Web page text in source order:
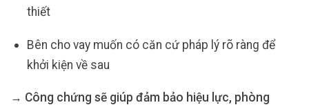
thiết
Bên cho vay muốn có căn cứ pháp lý rõ ràng để
khởi kiện về sau
→ Công chứng sẽ giúp đảm bảo hiệu lực, phòng